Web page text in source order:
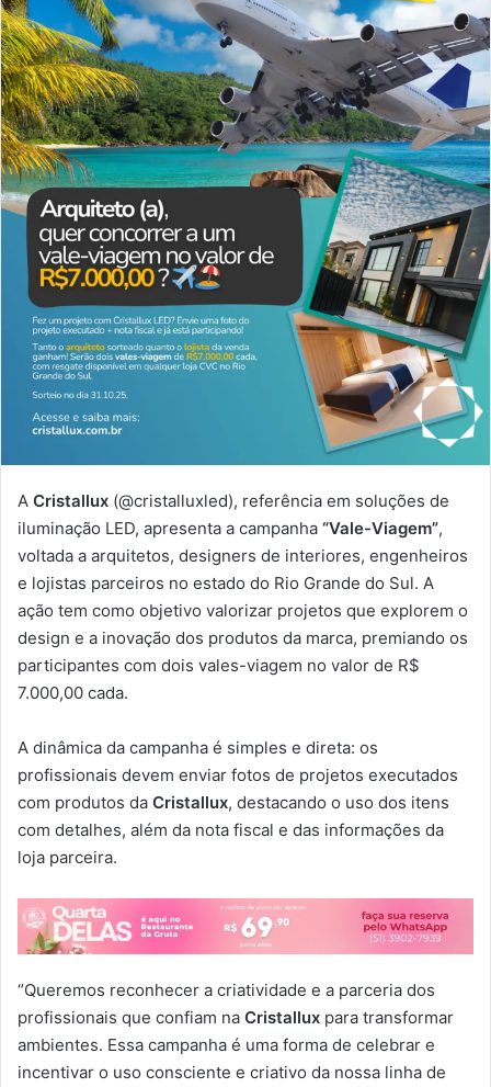
A Cristallux (@cristalluxled), referência em soluções de
iluminação LED, apresenta a campanha “Vale-Viagem”,
voltada a arquitetos, designers de interiores, engenheiros
e lojistas parceiros no estado do Rio Grande do Sul. A
ação tem como objetivo valorizar projetos que explorem o
design e a inovação dos produtos da marca, premiando os
participantes com dois vales-viagem no valor de R$
7.000,00 cada.
A dinâmica da campanha é simples e direta: os
profissionais devem enviar fotos de projetos executados
com produtos da Cristallux, destacando o uso dos itens
com detalhes, além da nota fiscal e das informações da
loja parceira.
“Queremos reconhecer a criatividade e a parceria dos
profissionais que confiam na Cristallux para transformar
ambientes. Essa campanha é uma forma de celebrar e
incentivar o uso consciente e criativo da nossa linha de